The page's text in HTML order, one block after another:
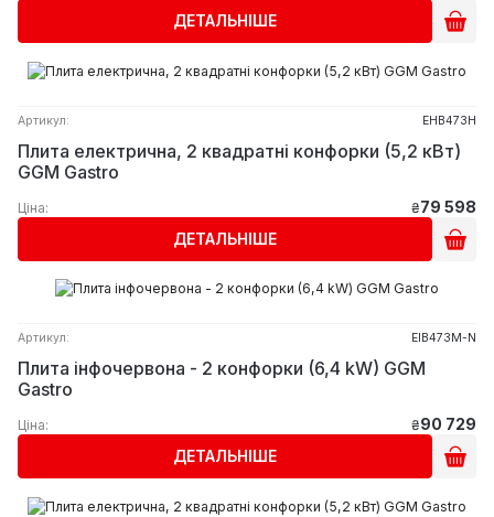
ДЕТАЛЬНІШЕ
Артикул: EHB473H
Плита електрична, 2 квадратні конфорки (5,2 кВт)
GGM Gastro
Ціна: ₴79 598
ДЕТАЛЬНІШЕ
Артикул: EIB473M-N
Плита інфочервона - 2 конфорки (6,4 kW) GGM
Gastro
Ціна: ₴90 729
ДЕТАЛЬНІШЕ